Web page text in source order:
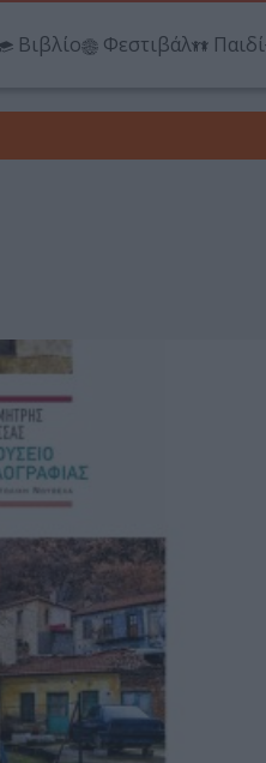
Βιβλίο Φεστιβάλ Παιδί